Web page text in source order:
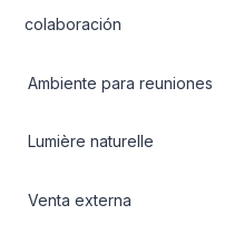
colaboración
Ambiente para reuniones
Lumière naturelle
Venta externa